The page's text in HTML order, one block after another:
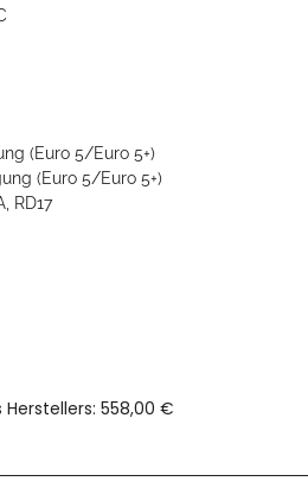
(Euro 5/Euro 5+)
(Euro 5/Euro 5+)
RD17
: 558,00 €